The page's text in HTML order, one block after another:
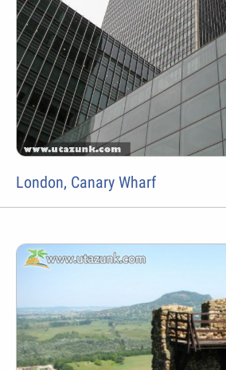
London, Canary Wharf